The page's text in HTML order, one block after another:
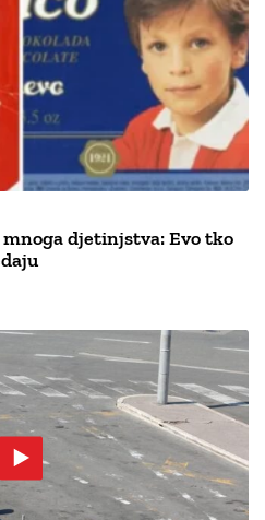
djetinjstva: Evo tko